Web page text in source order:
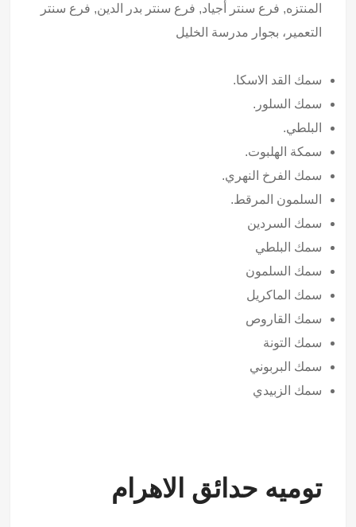
المنتزه, فرع سنتر أجياد, فرع سنتر بدر الدين, فرع سنتر
التعمير، بجوار مدرسة الخليل
سمك القد الاسكا.
سمك السلور.
البلطي.
سمكة الهلبوت.
سمك الفرخ النهري.
السلمون المرقط.
سمك السردين
سمك البلطي
سمك السلمون
سمك الماكريل
سمك القاروص
سمك التونة
سمك البربوني
سمك الزبيدي
توميه حدائق الاهرام